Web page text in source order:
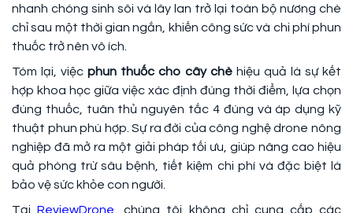
nhanh chóng sinh sôi và lây lan trở lại toàn bộ nương chè
chỉ sau một thời gian ngắn, khiến công sức và chi phí phun
thuốc trở nên vô ích.
Tóm lại, việcphun thuốc cho cây chè hiệu quả là sự kết
hợp khoa học giữa việc xác định đúng thời điểm, lựa chọn
đúng thuốc, tuân thủ nguyên tắc 4 đúng và áp dụng kỹ
thuật phun phù hợp. Sự ra đời của công nghệ drone nông
nghiệp đã mở ra một giải pháp tối ưu, giúp nâng cao hiệu
quả phòng trừ sâu bệnh, tiết kiệm chi phí và đặc biệt là
bảo vệ sức khỏe con người.
TạiReviewDrone, chúng tôi không chỉ cung cấp các